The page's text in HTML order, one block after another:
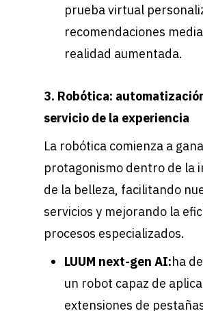
prueba virtual
recomendaciones
realidad aumentada.
3. Robótica:
servicio de la experiencia
La robótica comienza a
protagonismo dentro de la
de la belleza, facilitando
servicios y mejorando la
procesos especializados.
LUUM next-gen AI:ha
un robot capaz de
extensiones de